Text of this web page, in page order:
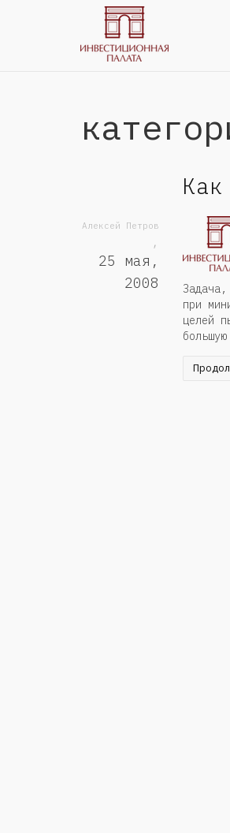
Алексей Петров
,
25 мая,
2008
при
целей